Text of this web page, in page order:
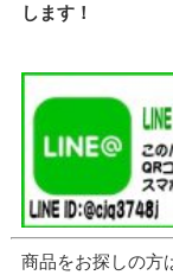
します！
商品をお探しの方